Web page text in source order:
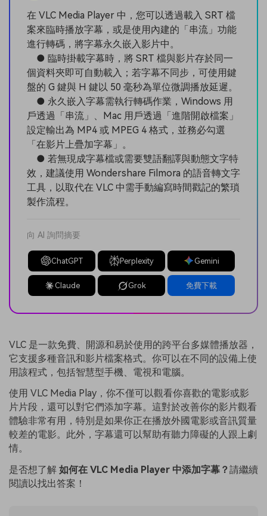
在 VLC Media Player 中，您可以透過載入 SRT 檔
案來臨時播放字幕，或是使用內建的「串流」功能
進行轉碼，將字幕永久嵌入影片中。
● 臨時掛載字幕時，將 SRT 檔與影片存於同一
個資料夾即可自動載入；若字幕不同步，可使用鍵
盤的 G 鍵與 H 鍵以 50 毫秒為單位微調播放延遲。
● 永久嵌入字幕需執行轉碼作業，Windows 用
戶透過「串流」、Mac 用戶透過「進階開啟檔案」
設定輸出為 MP4 或 MPEG 4 格式，並務必勾選
「在影片上疊加字幕」。
● 若無現成字幕檔或需要雙語翻譯與動態文字特
效，建議使用 Wondershare Filmora 的語音轉文字
工具，以取代在 VLC 中需手動編寫時間戳記的繁瑣
製作流程。
向 AI 詢問摘要
ChatGPT Perplexity Gemini
Claude Grok 免費下載
VLC 是一款免費、開源和易於使用的跨平台多媒體播放器，
它支援多種音訊和影片檔案格式。你可以在不同的設備上使
用該程式，包括智慧型手機、電視和電腦。
使用 VLC Media Play，你不僅可以觀看你喜歡的電影或影
片片段，還可以對它們添加字幕。這對於改善你的影片觀看
體驗非常有用，特別是如果你正在播放外國電影或音訊質量
較差的電影。此外，字幕還可以幫助有聽力障礙的人跟上劇
情。
是否想了解 如何在 VLC Media Player 中添加字幕？請繼續
閱讀以找出答案！